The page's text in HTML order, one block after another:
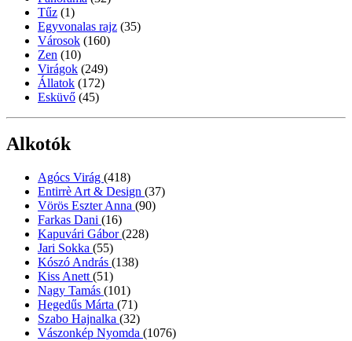
Tűz (1)
Egyvonalas rajz (35)
Városok (160)
Zen (10)
Virágok (249)
Állatok (172)
Esküvő (45)
Alkotók
Agócs Virág (418)
Entirrè Art & Design (37)
Vörös Eszter Anna (90)
Farkas Dani (16)
Kapuvári Gábor(228)
Jari Sokka (55)
Kószó András (138)
Kiss Anett (51)
Nagy Tamás (101)
Hegedűs Márta (71)
Szabo Hajnalka (32)
Vászonkép Nyomda (1076)